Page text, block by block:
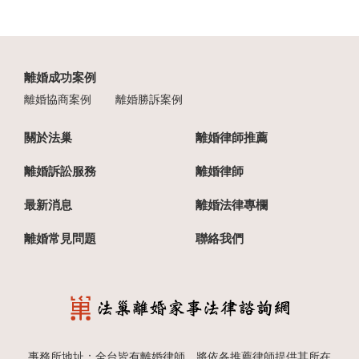
離婚成功案例
離婚協商案例 離婚勝訴案例
關於法巢 離婚律師推薦
離婚訴訟服務 離婚律師
最新消息 離婚法律專欄
離婚常見問題 聯絡我們